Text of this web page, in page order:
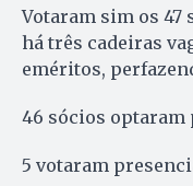
Votaram sim os 47
há três cadeiras
eméritos,
46 sócios
5 votaram